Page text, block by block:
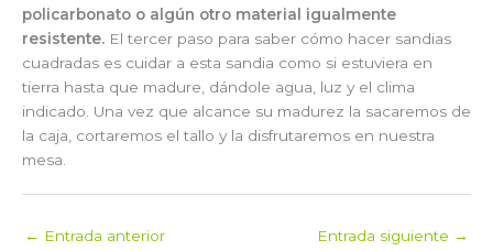
policarbonato o algún otro material igualmente
resistente. El tercer paso para saber cómo hacer sandias
cuadradas es cuidar a esta sandia como si estuviera en
tierra hasta que madure, dándole agua, luz y el clima
indicado. Una vez que alcance su madurez la sacaremos de
la caja, cortaremos el tallo y la disfrutaremos en nuestra
mesa.
← Entrada anterior Entrada siguiente →